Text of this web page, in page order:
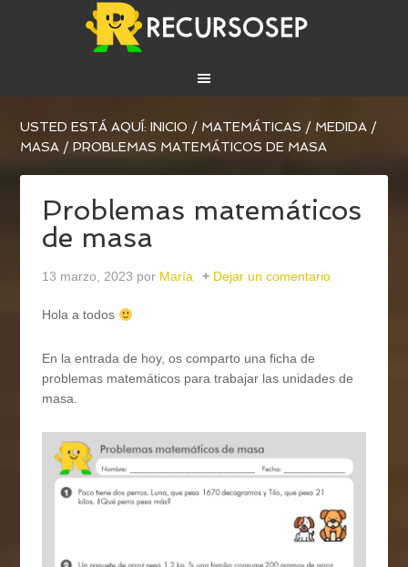
USTED ESTÁ AQUÍ:INICIO / MATEMÁTICAS / MEDIDA /
MASA / PROBLEMAS MATEMÁTICOS DE MASA
Problemas matemáticos
de masa
13 marzo, 2023 por María Dejar un comentario
Hola a todos
En la entrada de hoy, os comparto una ficha de
problemas matemáticos para trabajar las unidades de
masa.